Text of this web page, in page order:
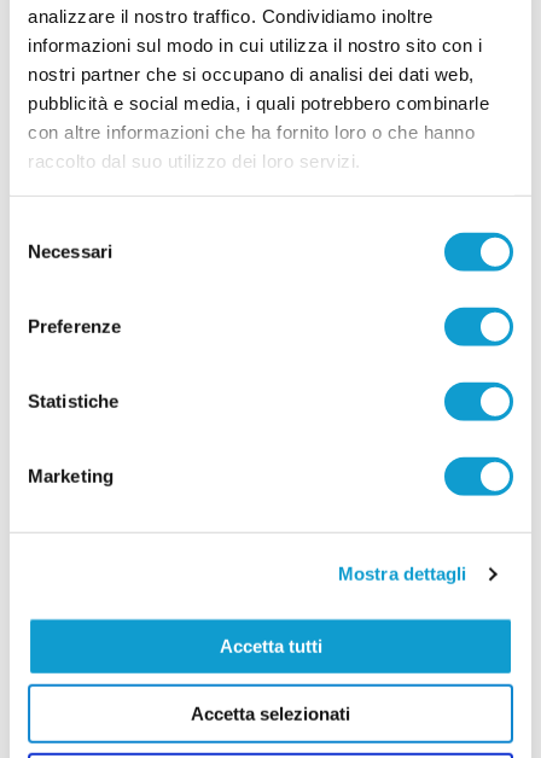
analizzare il nostro traffico. Condividiamo inoltre
informazioni sul modo in cui utilizza il nostro sito con i
nostri partner che si occupano di analisi dei dati web,
pubblicità e social media, i quali potrebbero combinarle
con altre informazioni che ha fornito loro o che hanno
raccolto dal suo utilizzo dei loro servizi.
delNecessari
Preferenze
Statistiche
Marketing
Mostra dettagli
Accetta tutti
Accetta selezionati
08/07/2026
FERMANA e USA FERMO insieme per
rilanciare il settore giovanile
La Fermana Football Club rafforza il proprio
progetto dedicato ai giovani e guarda al territorio
come punto di partenza per costruire il futuro. La
accordo di collaborazione con l'USA Fermo 2021,
04/07/2026
affidata a Francesco Romanelli
della formazione Juniores per la sta
03/07/2026
CAPODARCO CALCIO, al via i campus estivi
FERMO. Prende il via al campo sportivo
campus estivi organizzati dall'Asd Capodarco
fermano ospiterà il Campus Portieri e il Campus
Tecnico, riservati a bambini e ragazzi dagli 8 ai
16 anni, con numeri in costante cresci